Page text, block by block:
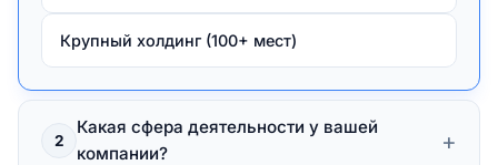
Крупный холдинг (100+ мест)
2
Какая сфера деятельности у вашей
компании?
+